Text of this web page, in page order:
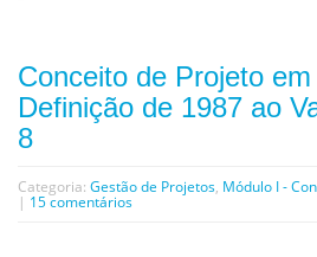
Conceito de Projeto
Definição de 1987 ao
8
Categoria: Gestão de Projetos, Módulo I -
| 15 comentários